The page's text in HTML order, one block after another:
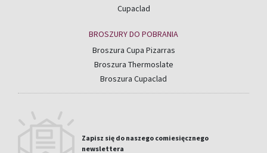
Cupaclad
BROSZURY DO POBRANIA
Broszura Cupa Pizarras
Broszura Thermoslate
Broszura Cupaclad
Zapisz się do naszego comiesięcznego
newslettera